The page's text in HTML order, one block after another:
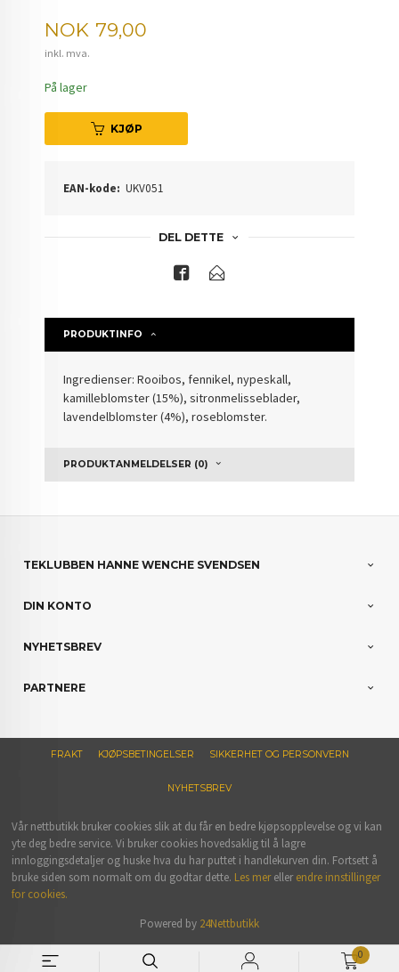
0
Pris
NOK 79,00
inkl. mva.
På lager
KJØP
EAN-kode: UKV051
DEL DETTE
PRODUKTINFO
Ingredienser: Rooibos, fennikel, nypeskall,
kamilleblomster (15%), sitronmelisseblader,
lavendelblomster (4%), roseblomster.
PRODUKTANMELDELSER (0)
TEKLUBBEN HANNE WENCHE SVENDSEN
DIN KONTO
NYHETSBREV
PARTNERE
FRAKT KJØPSBETINGELSER SIKKERHET OG PERSONVERN
NYHETSBREV
Vår nettbutikk bruker cookies slik at du får en bedre kjøpsopplevelse og vi kan
yte deg bedre service. Vi bruker cookies hovedsaklig til å lagre
innloggingsdetaljer og huske hva du har puttet i handlekurven din. Fortsett å
bruke siden som normalt om du godtar dette. Les merellerendre innstillinger
for cookies.
Powered by 24Nettbutikk